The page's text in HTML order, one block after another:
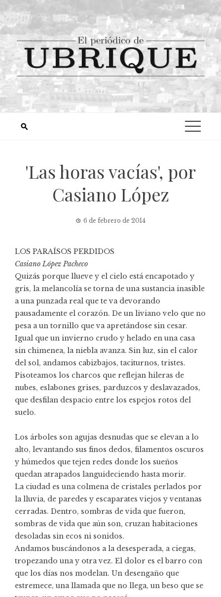
'Las horas vacías', por
Casiano López
6 de febrero de 2014
LOS PARAÍSOS PERDIDOS
Casiano López Pacheco
Quizás porque llueve y el cielo está encapotado y
gris, la melancolía se torna de una sustancia inasible
a una punzada real que te va devorando
pausadamente el corazón. De un liviano velo que no
pesa a un tornillo que va apretándose sin cesar.
Igual que un invierno crudo y helado en una casa
sin chimenea, la niebla avanza. Sin luz, sin el calor
del sol, andamos cabizbajos, taciturnos, tristes.
Pisoteamos los charcos que reflejan hileras de
nubes, eslabones grises, parduzcos y deslavazados,
que desfilan despacio entre los espejos rotos del
suelo.
Los árboles son agujas desnudas que se elevan a lo
alto, levantando sus finos dedos, filamentos oscuros
y húmedos que tejen redes donde los sueños
quedan atrapados languideciendo hasta morir.
La ciudad es una colmena de cristales perlados por
la lluvia, de paredes y escaparates viejos y ventanas
cerradas. Dentro, sombras de vida que fueron,
sombras de vida que aún son, cruzan habitaciones
desoladas sin ecos ni sonidos.
Andamos buscándonos a la desesperada, a ciegas,
tropezando una y otra vez. El dolor es el barro con
que los días nos modelan. Un desengaño que
estremece, una llamada que no llega, un beso que se